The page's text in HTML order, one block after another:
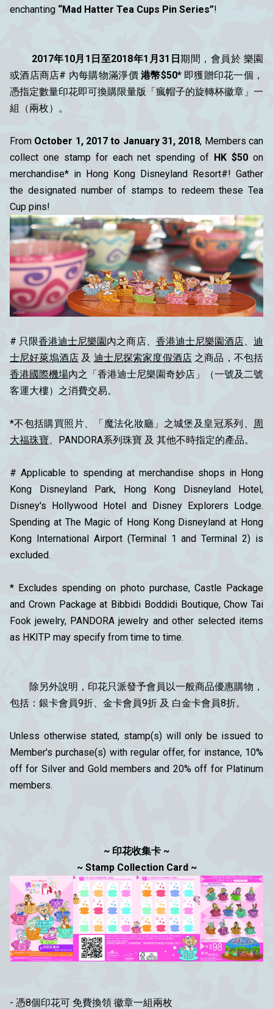
enchanting “Mad Hatter Tea Cups Pin Series”!
2017年10月1日至2018年1月31日期間，會員於 樂園
或酒店商店# 內每購物滿淨價港幣$50* 即獲贈印花一個，
憑指定數量印花即可換購限量版「瘋帽子的旋轉杯徽章」一
組（兩枚）。
From October 1, 2017 to January 31, 2018, Members can
collect one stamp for each net spending of
HK $50 on
merchandise* in Hong Kong Disneyland Resort#! Gather
the designated number of stamps to redeem these Tea
Cup pins!
# 只限香港迪士尼樂園內之商店、 香港迪士尼樂園酒店、迪
士尼好萊塢酒店 及 迪士尼探索家度假酒店之商品，不包括
香港國際機場內之「香港迪士尼樂園奇妙店」（一號及二號
客運大樓）之消費交易。
*不包括購買照片、「魔法化妝廳」之城堡及皇冠系列、
周
大福珠寶 、PANDORA系列珠寶 及 其他不時指定的產品。
# Applicable to spending at merchandise shops in Hong
Kong Disneyland Park, Hong Kong Disneyland Hotel,
Disney's Hollywood Hotel and Disney Explorers Lodge.
Spending at The Magic of Hong Kong Disneyland at Hong
Kong International Airport (Terminal 1 and Terminal 2) is
excluded.
* Excludes spending on photo purchase, Castle Package
and Crown Package at Bibbidi Boddidi Boutique, Chow Tai
Fook jewelry, PANDORA jewelry and other selected items
as HKITP may specify from time to time.
除另外說明，印花只派發予會員以一般商品優惠購物，
包括：銀卡會員9折、金卡會員9折 及 白金卡會員8折。
Unless otherwise stated, stamp(s) will only be issued to
Member's purchase(s) with regular offer, for instance, 10%
off for Silver and Gold members and 20% off for Platinum
members.
~ 印花收集卡 ~
~ Stamp Collection Card ~
- 憑8個印花可 免費換領 徽章一組兩枚